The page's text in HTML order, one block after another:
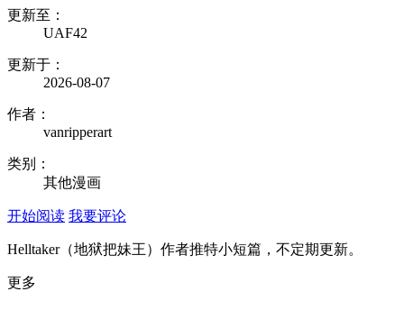
更新至：
UAF42
更新于：
2026-08-07
作者：
vanripperart
类别：
其他漫画
开始阅读 我要评论
Helltaker（地狱把妹王）作者推特小短篇，不定期更新。
更多